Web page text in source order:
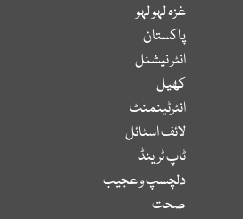
غزہ لہو لہو
پاکستان
انٹر نیشنل
کھیل
انٹرٹینمنٹ
لائف اسٹائل
ٹاپ ٹرینڈ
دلچسپ و عجیب
صحت